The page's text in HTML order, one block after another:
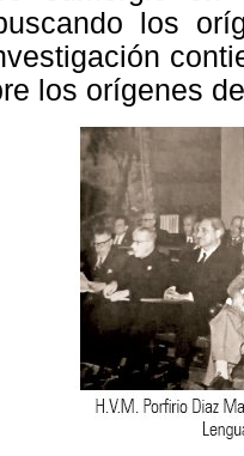
los
los orígenes